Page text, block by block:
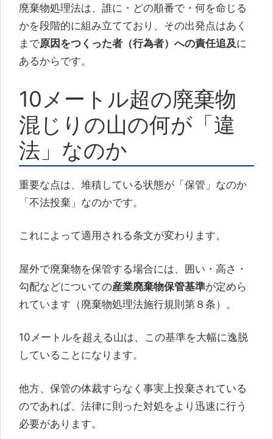
廃棄物処理法は、誰に・どの順番で・何を命じる
かを段階的に組み立てており、その出発点はあく
まで原因をつくった者（行為者）への責任追及に
あるからです。
10メートル超の廃棄物
混じりの山の何が「違
法」なのか
重要な点は、堆積している状態が「保管」なのか
「不法投棄」なのかです。
これによって適用される条文が変わります。
屋外で廃棄物を保管する場合には、囲い・高さ・
勾配などについての産業廃棄物保管基準が定めら
れています（廃棄物処理法施行規則第８条）。
10メートルを超える山は、この基準を大幅に逸脱
していることになります。
他方、保管の体裁すらなく事実上投棄されている
のであれば、法律に則った対処をより迅速に行う
必要があります。